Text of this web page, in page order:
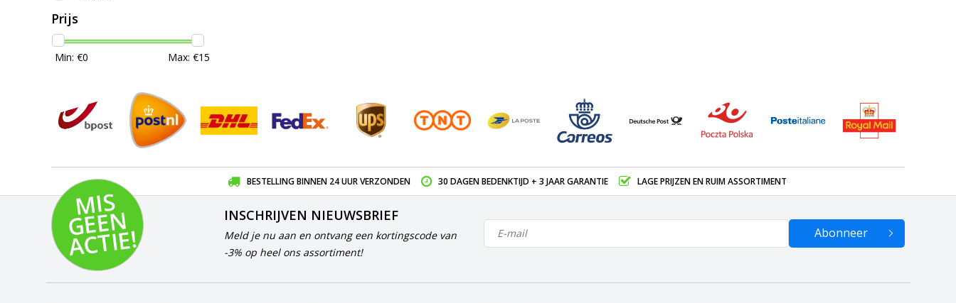
Prijs
Min: €0 Max: €15
BESTELLING BINNEN 24 UUR VERZONDEN 30 DAGEN BEDENKTIJD + 3 JAAR GARANTIE LAGE PRIJZEN EN RUIM ASSORTIMENT
MI
S
G
E
E
N
A
C
TI
E!
INSCHRIJVEN NIEUWSBRIEF
Meld je nu aan en ontvang een kortingscode van
-3% op heel ons assortiment!
Abonneer